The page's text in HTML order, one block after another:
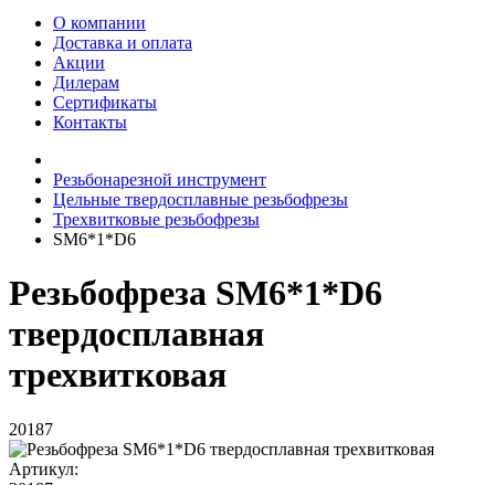
О компании
Доставка и оплата
Акции
Дилерам
Сертификаты
Контакты
Резьбонарезной инструмент
Цельные твердосплавные резьбофрезы
Трехвитковые резьбофрезы
SM6*1*D6
Резьбофреза SM6*1*D6
твердосплавная
трехвитковая
20187
Артикул: